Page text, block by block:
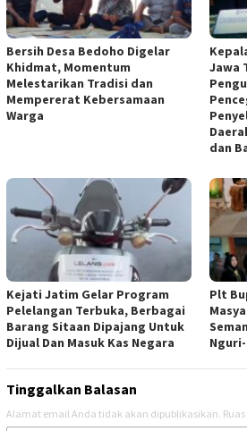
Bersih Desa Bedoho Digelar
Khidmat, Momentum
Melestarikan Tradisi dan
Mempererat Kebersamaan
Warga
Jawa
dan
Kejati Jatim Gelar Program
Pelelangan Terbuka, Berbagai
Barang Sitaan Dipajang Untuk
Dijual Dan Masuk Kas Negara
Plt
Tinggalkan Balasan
Alamat email Anda tidak akan dipublikasikan.